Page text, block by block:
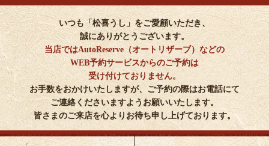
いつも「松喜うし」をご愛顧いただき、
誠にありがとうございます。
当店ではAutoReserve（オートリザーブ）などの
WEB予約サービスからのご予約は
受け付けておりません。
お手数をおかけいたしますが、ご予約の際はお電話にて
ご連絡くださいますようお願いいたします。
皆さまのご来店を心よりお待ち申し上げております。